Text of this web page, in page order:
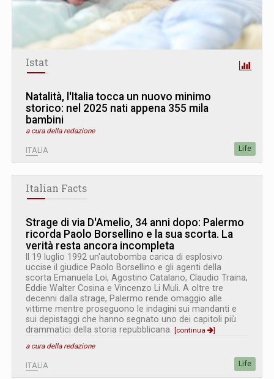
Istat
Natalità, l'Italia tocca un nuovo minimo
storico: nel 2025 nati appena 355 mila
bambini
a cura della redazione
ITALIA Life
Italian Facts
Strage di via D'Amelio, 34 anni dopo: Palermo
ricorda Paolo Borsellino e la sua scorta. La
verità resta ancora incompleta
Il 19 luglio 1992 un'autobomba carica di esplosivo
uccise il giudice Paolo Borsellino e gli agenti della
scorta Emanuela Loi, Agostino Catalano, Claudio Traina,
Eddie Walter Cosina e Vincenzo Li Muli. A oltre tre
decenni dalla strage, Palermo rende omaggio alle
vittime mentre proseguono le indagini sui mandanti e
sui depistaggi che hanno segnato uno dei capitoli più
drammatici della storia repubblicana. [continua
]
a cura della redazione
ITALIA Life